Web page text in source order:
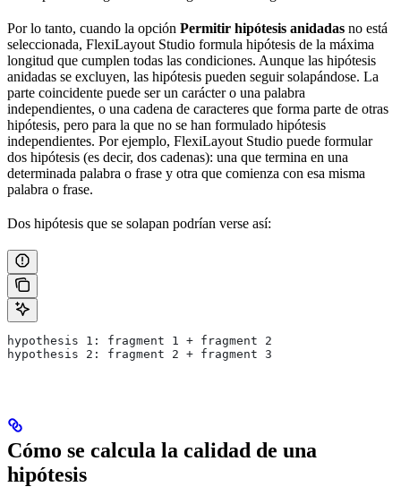
Por lo tanto, cuando la opción Permitir hipótesis anidadas no está
seleccionada, FlexiLayout Studio formula hipótesis de la máxima
longitud que cumplen todas las condiciones. Aunque las hipótesis
anidadas se excluyen, las hipótesis pueden seguir solapándose. La
parte coincidente puede ser un carácter o una palabra
independientes, o una cadena de caracteres que forma parte de otras
hipótesis, pero para la que no se han formulado hipótesis
independientes. Por ejemplo, FlexiLayout Studio puede formular
dos hipótesis (es decir, dos cadenas): una que termina en una
determinada palabra o frase y otra que comienza con esa misma
palabra o frase.
Dos hipótesis que se solapan podrían verse así:
hypothesis 1: fragment 1 + fragment 2
hypothesis 2: fragment 2 + fragment 3
Cómo se calcula la calidad de una
hipótesis